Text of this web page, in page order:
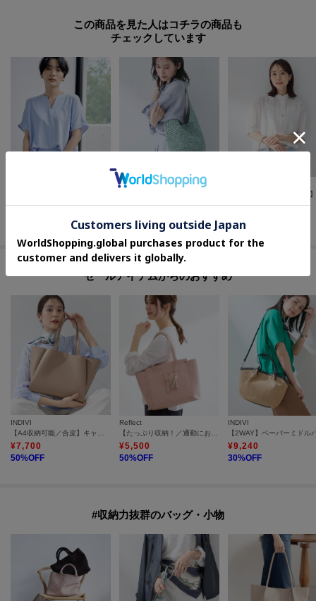
この商品を見た人はコチラの商品も
チェックしています
¥14,300
INDIVI
¥5,940
%OFF
¥12,320
セールアイテムからのおすすめ
INDIVI
¥7,700
50%OFF
Reflect
¥5,500
50%OFF
INDIVI
¥9,240
30%OFF
#収納力抜群のバッグ・小物